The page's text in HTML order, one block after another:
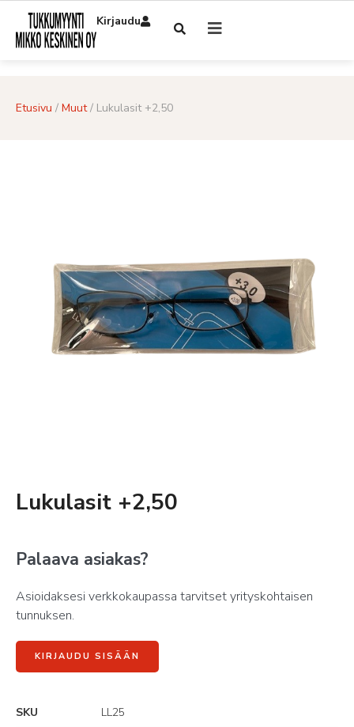
Kirjaudu
Etusivu / Muut/ Lukulasit +2,50
Lukulasit +2,50
Palaava asiakas?
Asioidaksesi verkkokaupassa tarvitset yrityskohtaisen
tunnuksen.
KIRJAUDU SISÄÄN
SKU
LL25